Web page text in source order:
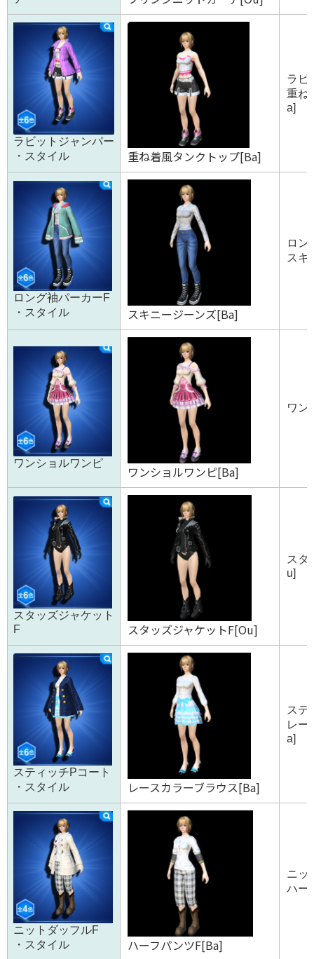
ラビットジャンパー
・スタイル
重ね着風タンクトップ[Ba]
ラビ
重ね
a]
ロング袖パーカーF
・スタイル
スキニージーンズ[Ba]
ロン
スキ
ワンショルワンピ
ワンショルワンピ[Ba]
ワン
スタッズジャケット
F
スタッズジャケットF[Ou]
スタ
u]
スティッチPコート
・スタイル
レースカラーブラウス[Ba]
ステ
レー
a]
ニットダッフルF
・スタイル
ハーフパンツF[Ba]
ニッ
ハー